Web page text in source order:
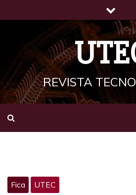
al
REVISTA
Fica UTEC